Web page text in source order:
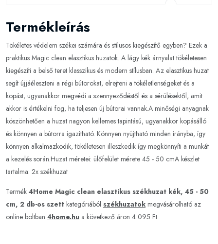
Termékleírás
Tökéletes védelem székei számára és stílusos kiegészítő egyben? Ezek a
praktikus Magic clean elasztikus huzatok. A lágy kék árnyalat tökéletesen
kiegészíti a belső teret klasszikus és modern stílusban. Az elasztikus huzat
segít újjáéleszteni a régi bútorokat, elrejteni a tökéletlenségeket és a
kopást, ugyanakkor megvédi a szennyeződéstől és a sérülésektől, amit
akkor is értékelni fog, ha teljesen új bútorai vannak.A minőségi anyagnak
köszönhetően a huzat nagyon kellemes tapintású, ugyanakkor kopásálló
és könnyen a bútorra igazítható. Könnyen nyújtható minden irányba, így
könnyen alkalmazkodik, tökéletesen illeszkedik így megkönnyíti a munkát
a kezelés során.Huzat méretei: ülőfelület mérete 45 - 50 cmA készlet
tartalma: 2x székhuzat
Termék 4Home Magic clean elasztikus székhuzat kék, 45 - 50
cm, 2 db-os szett kategóriából székhuzatok megvásárolható az
online boltban 4home.hu a következő áron 4 095 Ft.